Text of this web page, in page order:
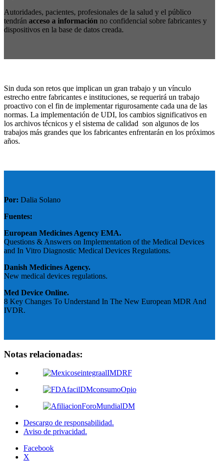
Autoridades, pacientes, profesionales de la salud y el público
tendrán acceso a información no confidencial sobre fabricantes y
dispositivos en la base de datos creada.
Sin duda son retos que implican un gran trabajo y un vínculo
estrecho entre fabricantes e instituciones, se requerirá un trabajo
proactivo con el fin de implementar rigurosamente cada una de las
normas. La implementación de UDI, los cambios significativos en
los archivos técnicos y el sistema de calidad son algunos de los
trabajos más grandes que los fabricantes enfrentarán en los próximos
años.
Por: Dalia Solano
Fuentes:
European Medicines Agency EMA.
Questions & Answers on Implementation of the Medical Devices
and In Vitro Diagnostic Medical Devices Regulations.
Danish Medicines Agency.
New medical devices regulations.
Med Device Online.
8 Key Changes To Understand In The New European MDR And
IVDR.
Notas relacionadas:
Descargo de responsabilidad.
Aviso de privacidad.
Facebook
X